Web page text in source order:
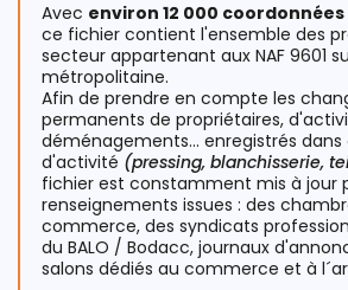
Avec environ 12 000
ce fichier contient l'ensemble des
secteur appartenant aux NAF 9601
métropolitaine.
Afin de prendre en compte les
permanents de propriétaires,
déménagements… enregistrés
d'activité (pressing, blanchisserie,
fichier est constamment mis à jour
renseignements issues : des
commerce, des syndicats
du BALO / Bodacc, journaux
salons dédiés au commerce et à